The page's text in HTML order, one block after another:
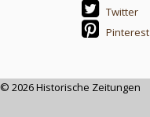
Twitter
Pinterest
© 2026 Historische Zeitungen